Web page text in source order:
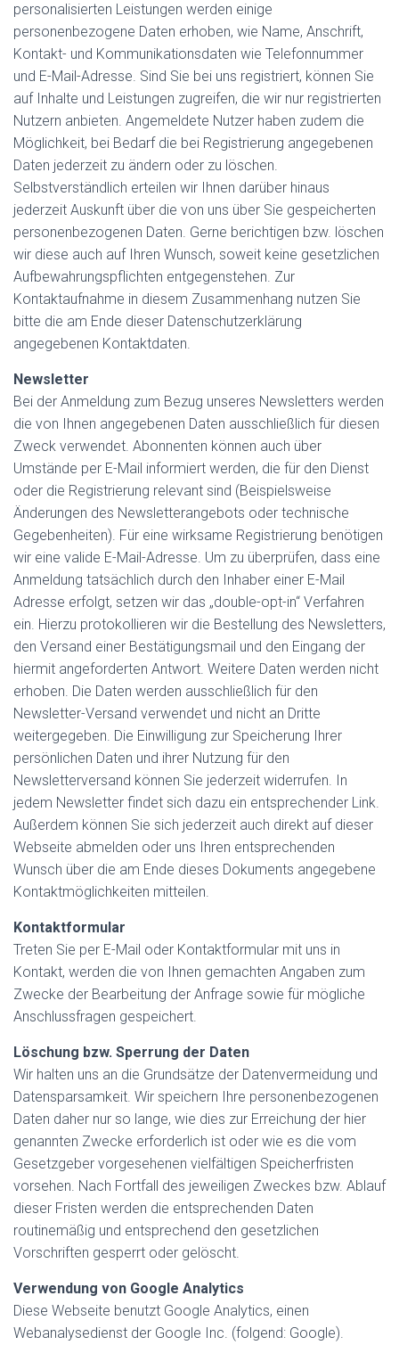
personalisierten Leistungen werden einige
personenbezogene Daten erhoben, wie Name, Anschrift,
Kontakt- und Kommunikationsdaten wie Telefonnummer
und E-Mail-Adresse. Sind Sie bei uns registriert, können Sie
auf Inhalte und Leistungen zugreifen, die wir nur registrierten
Nutzern anbieten. Angemeldete Nutzer haben zudem die
Möglichkeit, bei Bedarf die bei Registrierung angegebenen
Daten jederzeit zu ändern oder zu löschen.
Selbstverständlich erteilen wir Ihnen darüber hinaus
jederzeit Auskunft über die von uns über Sie gespeicherten
personenbezogenen Daten. Gerne berichtigen bzw. löschen
wir diese auch auf Ihren Wunsch, soweit keine gesetzlichen
Aufbewahrungspflichten entgegenstehen. Zur
Kontaktaufnahme in diesem Zusammenhang nutzen Sie
bitte die am Ende dieser Datenschutzerklärung
angegebenen Kontaktdaten.
Newsletter
Bei der Anmeldung zum Bezug unseres Newsletters werden
die von Ihnen angegebenen Daten ausschließlich für diesen
Zweck verwendet. Abonnenten können auch über
Umstände per E-Mail informiert werden, die für den Dienst
oder die Registrierung relevant sind (Beispielsweise
Änderungen des Newsletterangebots oder technische
Gegebenheiten). Für eine wirksame Registrierung benötigen
wir eine valide E-Mail-Adresse. Um zu überprüfen, dass eine
Anmeldung tatsächlich durch den Inhaber einer E-Mail
Adresse erfolgt, setzen wir das „double-opt-in“ Verfahren
ein. Hierzu protokollieren wir die Bestellung des Newsletters,
den Versand einer Bestätigungsmail und den Eingang der
hiermit angeforderten Antwort. Weitere Daten werden nicht
erhoben. Die Daten werden ausschließlich für den
Newsletter-Versand verwendet und nicht an Dritte
weitergegeben. Die Einwilligung zur Speicherung Ihrer
persönlichen Daten und ihrer Nutzung für den
Newsletterversand können Sie jederzeit widerrufen. In
jedem Newsletter findet sich dazu ein entsprechender Link.
Außerdem können Sie sich jederzeit auch direkt auf dieser
Webseite abmelden oder uns Ihren entsprechenden
Wunsch über die am Ende dieses Dokuments angegebene
Kontaktmöglichkeiten mitteilen.
Kontaktformular
Treten Sie per E-Mail oder Kontaktformular mit uns in
Kontakt, werden die von Ihnen gemachten Angaben zum
Zwecke der Bearbeitung der Anfrage sowie für mögliche
Anschlussfragen gespeichert.
Löschung bzw. Sperrung der Daten
Wir halten uns an die Grundsätze der Datenvermeidung und
Datensparsamkeit. Wir speichern Ihre personenbezogenen
Daten daher nur so lange, wie dies zur Erreichung der hier
genannten Zwecke erforderlich ist oder wie es die vom
Gesetzgeber vorgesehenen vielfältigen Speicherfristen
vorsehen. Nach Fortfall des jeweiligen Zweckes bzw. Ablauf
dieser Fristen werden die entsprechenden Daten
routinemäßig und entsprechend den gesetzlichen
Vorschriften gesperrt oder gelöscht.
Verwendung von Google Analytics
Diese Webseite benutzt Google Analytics, einen
Webanalysedienst der Google Inc. (folgend: Google).